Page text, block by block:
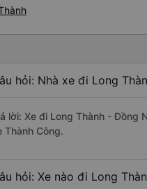
hỏi: Nhà xe đi Long
lời: Xe đi Long Thành - Đồng
Thành Công.
hỏi: Xe nào đi Long